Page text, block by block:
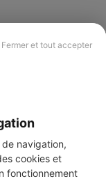
Fermer et tout accepter
navigation,
cookies et
fonctionnement
notre réseau de 5 000